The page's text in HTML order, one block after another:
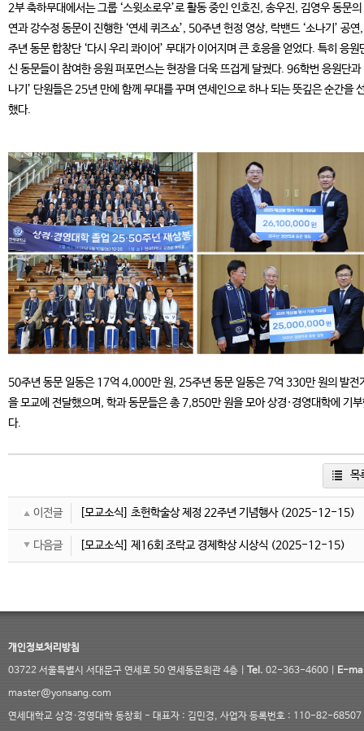
2부 축하무대에서는 그룹 ‘스윗소로우’로 활동 중인 인호진, 송우진, 김영우 동문의
연과 강수정 동문이 진행한 ‘연세 퀴즈쇼’, 50주년 헌정 영상, 락밴드 ‘소나기’ 공
주년 동문 합창단 ‘다시 우리 콰이어’ 무대가 이어지며 큰 호응을 얻었다. 특히 응원
신 동문들이 참여한 응원 퍼포먼스는 현장을 더욱 뜨겁게 달궜다. 96학번 응원단과
나기’ 단원들은 25년 만에 함께 무대를 꾸며 연세인으로 하나 되는 뜻깊은 순간을
했다.
50주년 동문 일동은 17억 4,000만 원, 25주년 동문 일동은 7억 330만 원의 발전
을 모교에 전달했으며, 학과 동문들은 총 7,850만 원을 모아 상경·경영대학에 기
다.
목
이전글 [모교소식] 초헌학술상 제정 22주년 기념행사(2025-12-15)
다음글 [모교소식] 제16회 조락교 경제학상 시상식 (2025-12-15)
개인정보처리방침
03722 서울특별시 서대문구 연세로 50 연세동문회관 4층 | Tel. 02-363-4600 |
E-
master@yonsang.com
연세대학교 상경·경영대학 동창회 - 대표자 : 김민경, 사업자 등록번호 : 110-82-68507